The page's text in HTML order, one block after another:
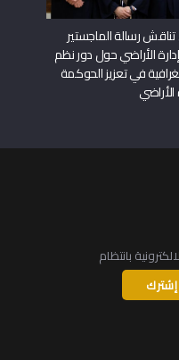
رسالة الماجستير
إدارة الأراضي حول دور نظم
في تعزيز الحوكمة
الأراضي
بانتظام